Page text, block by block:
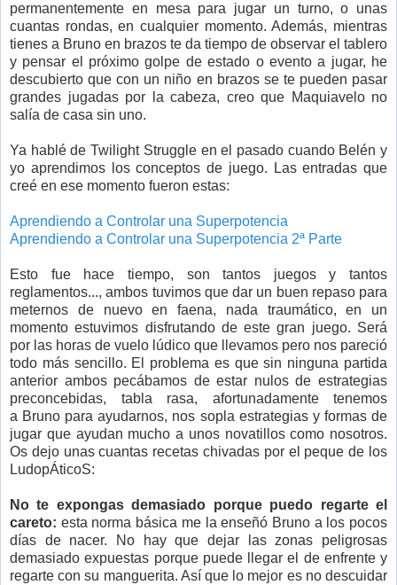
permanentemente en mesa para jugar un turno, o unas
cuantas rondas, en cualquier momento. Además, mientras
tienes a Bruno en brazos te da tiempo de observar el tablero
y pensar el próximo golpe de estado o evento a jugar, he
descubierto que con un niño en brazos se te pueden pasar
grandes jugadas por la cabeza, creo que Maquiavelo no
salía de casa sin uno.
Ya hablé de Twilight Struggle en el pasado cuando Belén y
yo aprendimos los conceptos de juego. Las entradas que
creé en ese momento fueron estas:
Aprendiendo a Controlar una Superpotencia
Aprendiendo a Controlar una Superpotencia 2ª Parte
Esto fue hace tiempo, son tantos juegos y tantos
reglamentos..., ambos tuvimos que dar un buen repaso para
meternos de nuevo en faena, nada traumático, en un
momento estuvimos disfrutando de este gran juego. Será
por las horas de vuelo lúdico que llevamos pero nos pareció
todo más sencillo. El problema es que sin ninguna partida
anterior ambos pecábamos de estar nulos de estrategias
preconcebidas, tabla rasa, afortunadamente tenemos
a Bruno para ayudarnos, nos sopla estrategias y formas de
jugar que ayudan mucho a unos novatillos como nosotros.
Os dejo unas cuantas recetas chivadas por el peque de los
LudopÁticoS:
No te expongas demasiado porque puedo regarte el
careto: esta norma básica me la enseñó Bruno a los pocos
días de nacer. No hay que dejar las zonas peligrosas
demasiado expuestas porque puede llegar el de enfrente y
regarte con su manguerita. Así que lo mejor es no descuidar